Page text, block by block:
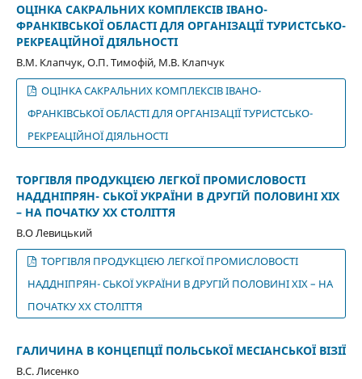
ОЦІНКА САКРАЛЬНИХ КОМПЛЕКСІВ ІВАНО-
ФРАНКІВСЬКОЇ ОБЛАСТІ ДЛЯ ОРГАНІЗАЦІЇ ТУРИСТСЬКО-
РЕКРЕАЦІЙНОЇ ДІЯЛЬНОСТІ
В.М. Клапчук, О.П. Тимофій, М.В. Клапчук
ОЦІНКА САКРАЛЬНИХ КОМПЛЕКСІВ ІВАНО-
ФРАНКІВСЬКОЇ ОБЛАСТІ ДЛЯ ОРГАНІЗАЦІЇ ТУРИСТСЬКО-
РЕКРЕАЦІЙНОЇ ДІЯЛЬНОСТІ
ТОРГІВЛЯ ПРОДУКЦІЄЮ ЛЕГКОЇ ПРОМИСЛОВОСТІ
НАДДНІПРЯН- СЬКОЇ УКРАЇНИ В ДРУГІЙ ПОЛОВИНІ ХІХ
– НА ПОЧАТКУ ХХ СТОЛІТТЯ
В.О Левицький
ТОРГІВЛЯ ПРОДУКЦІЄЮ ЛЕГКОЇ ПРОМИСЛОВОСТІ
НАДДНІПРЯН- СЬКОЇ УКРАЇНИ В ДРУГІЙ ПОЛОВИНІ ХІХ – НА
ПОЧАТКУ ХХ СТОЛІТТЯ
ГАЛИЧИНА В КОНЦЕПЦІЇ ПОЛЬСЬКОЇ МЕСІАНСЬКОЇ ВІЗІЇ
В.С. Лисенко